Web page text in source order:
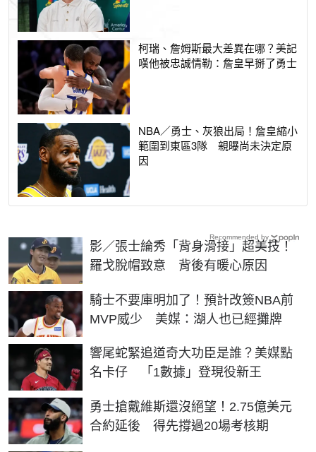
柯瑞、詹姆斯最大差異在哪？美記
嘆他被忠誠情勒：詹皇早掰了勇士
NBA／勇士、灰狼出局！詹皇縮小
範圍到東區3隊 親曝尚未決定原
因
影／張士綸秀「背身滑接」超美技！
羅戈脫帽致意 背後有暖心原因
騎士不要庫明加了！預計改簽NBA前
MVP威少 美媒：湖人也已經攤牌
響尾蛇緊追道奇大功臣是誰？美媒點
名卡仔 「1數據」登現役新王
勇士搶戴維斯還沒絕望！2.75億美元
合約延後 得先撐過20場考核期
Recommended by